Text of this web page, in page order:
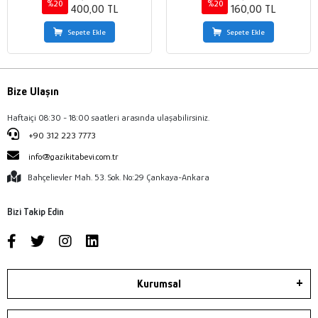
%20 400,00 TL
Sepete Ekle
%20 160,00 TL
Sepete Ekle
Bize Ulaşın
Haftaiçi 08:30 - 18:00 saatleri arasında ulaşabilirsiniz.
+90 312 223 7773
info@gazikitabevi.com.tr
Bahçelievler Mah. 53. Sok. No:29 Çankaya-Ankara
Bizi Takip Edin
Kurumsal